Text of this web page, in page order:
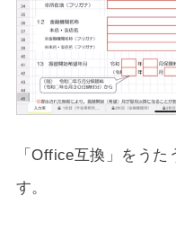
「Office互換」をう
す。